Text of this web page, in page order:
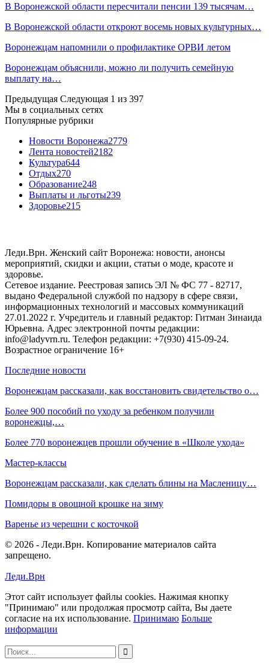
В Воронежской области пересчитали пенсии 139 тысячам…
В Воронежской области откроют восемь новых культурных…
Воронежцам напомнили о профилактике ОРВИ летом
Воронежцам объяснили, можно ли получить семейную
выплату на…
Предыдущая Следующая 1 из 397
Мы в социальных сетях
Популярные рубрики
Новости Воронежа2779
Лента новостей2182
Культура644
Отдых270
Образование248
Выплаты и льготы239
Здоровье215
Леди.Врн. Женский сайт Воронежа: новости, анонсы
мероприятий, скидки и акции, статьи о моде, красоте и
здоровье.
Сетевое издание. Реестровая запись ЭЛ № ФС 77 - 82717,
выдано Федеральной службой по надзору в сфере связи,
информационных технологий и массовых коммуникаций
27.01.2022 г. Учредитель и главный редактор: Гитман Зинаида
Юрьевна. Адрес электронной почты редакции:
info@ladyvrn.ru. Телефон редакции: +7(930) 415-09-24.
Возрастное ограничение 16+
Последние новости
Воронежцам рассказали, как восстановить свидетельство о…
Более 900 пособий по уходу за ребенком получили
воронежцы,…
Более 770 воронежцев прошли обучение в «Школе ухода»
Мастер-классы
Воронежцам рассказали, как сделать блины на Масленицу…
Помидоры в овощной крошке на зиму
Варенье из черешни с косточкой
© 2026 - Леди.Врн. Копирование материалов сайта
запрещено.
Леди.Врн
Этот сайт использует файлы cookies. Нажимая кнопку
"Принимаю" или продолжая просмотр сайта, Вы даете
согласие на их использование. Принимаю Больше
информации